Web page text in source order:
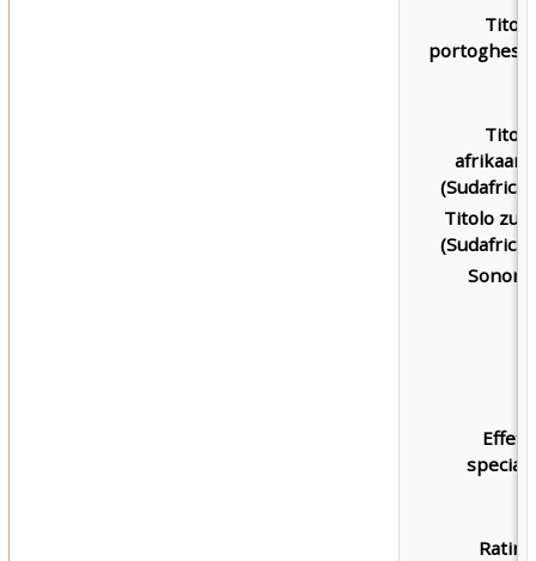
Titolo
portoghese:
Titolo
afrikaans
(Sudafrica):
Titolo zulu
(Sudafrica):
Sonoro:
Effetti
speciali:
Rating